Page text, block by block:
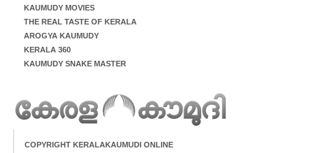
KAUMUDY MOVIES
THE REAL TASTE OF KERALA
AROGYA KAUMUDY
KERALA 360
KAUMUDY SNAKE MASTER
COPYRIGHT KERALAKAUMUDI ONLINE